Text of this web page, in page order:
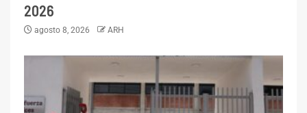
2026
agosto 8, 2026 ARH